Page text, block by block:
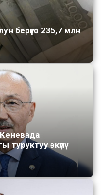
берүүгө 235,7 млн
өкүлү